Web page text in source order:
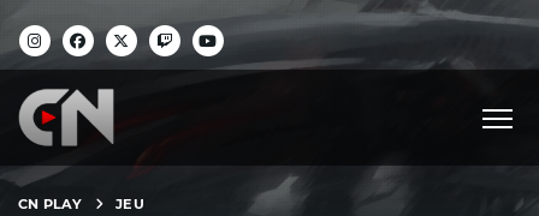
CN PLAY JEU